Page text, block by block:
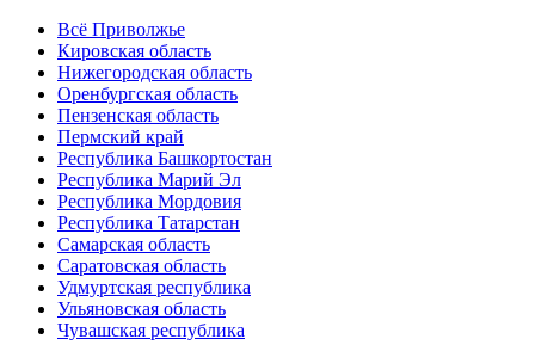
Всё Приволжье
Кировская область
Нижегородская область
Оренбургская область
Пензенская область
Пермский край
Республика Башкортостан
Республика Марий Эл
Республика Мордовия
Республика Татарстан
Самарская область
Саратовская область
Удмуртская республика
Ульяновская область
Чувашская республика